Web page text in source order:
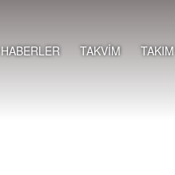
HABERLER TAKVİM TAKIM